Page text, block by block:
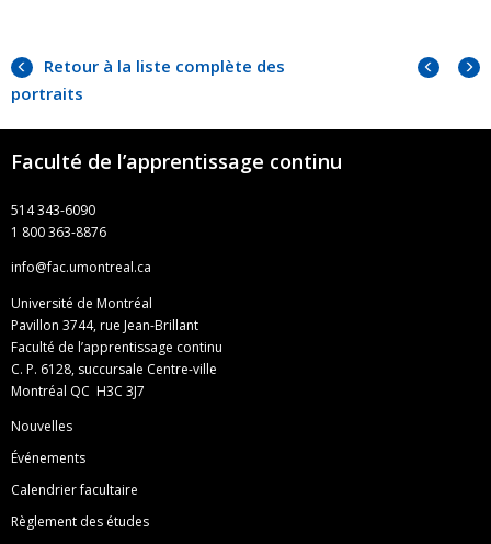
Retour à la liste complète des
portraits
Faculté de l’apprentissage continu
514 343-6090
1 800 363-8876
info@fac.umontreal.ca
Université de Montréal
Pavillon 3744, rue Jean-Brillant
Faculté de l’apprentissage continu
C. P. 6128, succursale Centre-ville
Montréal QC H3C 3J7
Nouvelles
Événements
Calendrier facultaire
Règlement des études